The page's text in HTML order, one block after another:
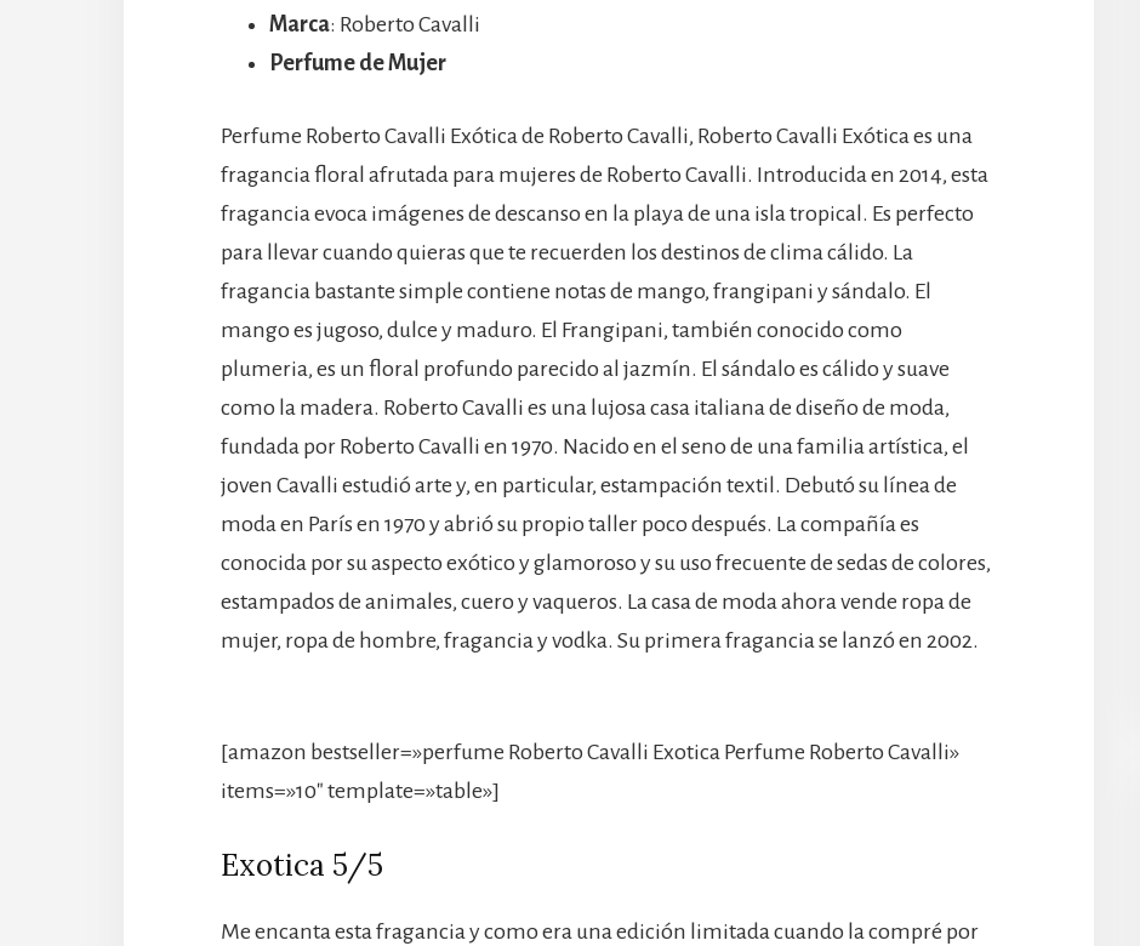
Marca: Roberto Cavalli
Perfume de Mujer
Perfume Roberto Cavalli Exótica de Roberto Cavalli, Roberto Cavalli Exótica es una
fragancia floral afrutada para mujeres de Roberto Cavalli. Introducida en 2014, esta
fragancia evoca imágenes de descanso en la playa de una isla tropical. Es perfecto
para llevar cuando quieras que te recuerden los destinos de clima cálido. La
fragancia bastante simple contiene notas de mango, frangipani y sándalo. El
mango es jugoso, dulce y maduro. El Frangipani, también conocido como
plumeria, es un floral profundo parecido al jazmín. El sándalo es cálido y suave
como la madera. Roberto Cavalli es una lujosa casa italiana de diseño de moda,
fundada por Roberto Cavalli en 1970. Nacido en el seno de una familia artística, el
joven Cavalli estudió arte y, en particular, estampación textil. Debutó su línea de
moda en París en 1970 y abrió su propio taller poco después. La compañía es
conocida por su aspecto exótico y glamoroso y su uso frecuente de sedas de colores,
estampados de animales, cuero y vaqueros. La casa de moda ahora vende ropa de
mujer, ropa de hombre, fragancia y vodka. Su primera fragancia se lanzó en 2002.
[amazon bestseller=»perfume Roberto Cavalli Exotica Perfume Roberto Cavalli»
items=»10″ template=»table»]
Exotica 5/5
Me encanta esta fragancia y como era una edición limitada cuando la compré por